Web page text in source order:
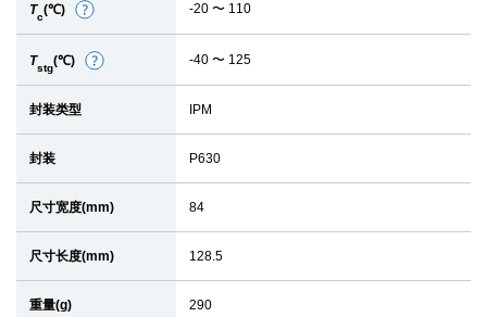
Tc(℃)
细
节
-20 〜 110
Tstg(℃)
细
节
-40 〜 125
封装类型 IPM
封装 P630
尺寸宽度(mm) 84
尺寸长度(mm) 128.5
重量(g) 290